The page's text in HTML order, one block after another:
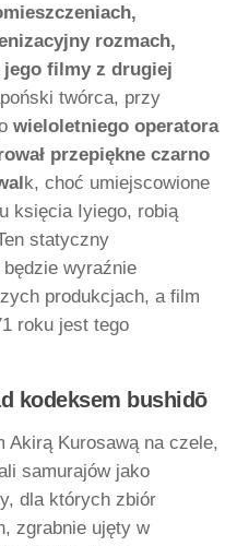
rozmach,
jego filmy z drugiej
twórca, przy
wieloletniego operatora
przepiękne czarno
k, choć umiejscowione
księcia Iyiego, robią
statyczny
wyraźnie
produkcjach, a film
roku jest tego
kodeksem bushidō
Kurosawą na czele,
samurajów jako
dla których zbiór
zgrabnie ujęty w